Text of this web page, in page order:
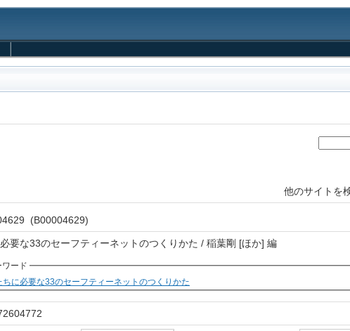
他のサイトを
(B00004629)
必要な33のセーフティーネットのつくりかた / 稲葉剛 [ほか] 編
ード
ちに必要な33のセーフティーネットのつくりかた